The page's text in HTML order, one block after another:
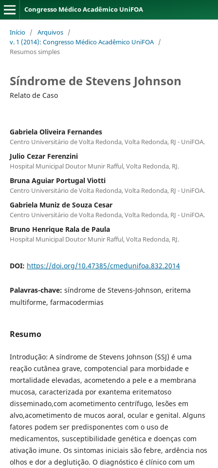
Congresso Médico Acadêmico UniFOA
Início / Arquivos /
v. 1 (2014): Congresso Médico Acadêmico UniFOA /
Resumos simples
Síndrome de Stevens Johnson
Relato de Caso
Gabriela Oliveira Fernandes
Centro Universitário de Volta Redonda, Volta Redonda, RJ - UniFOA.
Julio Cezar Ferenzini
Hospital Municipal Doutor Munir Rafful, Volta Redonda, RJ.
Bruna Aguiar Portugal Viotti
Centro Universitário de Volta Redonda, Volta Redonda, RJ - UniFOA.
Gabriela Muniz de Souza Cesar
Centro Universitário de Volta Redonda, Volta Redonda, RJ - UniFOA.
Bruno Henrique Rala de Paula
Hospital Municipal Doutor Munir Rafful, Volta Redonda, RJ.
DOI: https://doi.org/10.47385/cmedunifoa.832.2014
Palavras-chave: síndrome de Stevens-Johnson, eritema
multiforme, farmacodermias
Resumo
Introdução: A síndrome de Stevens Johnson (SSJ) é uma
reação cutânea grave, compotencial para morbidade e
mortalidade elevadas, acometendo a pele e a membrana
mucosa, caracterizada por exantema eritematoso
disseminado,com acometimento centrífugo, lesões em
alvo,acometimento de mucos aoral, ocular e genital. Alguns
fatores podem ser predisponentes com o uso de
medicamentos, susceptibilidade genética e doenças com
ativação imune. Os sintomas iniciais são febre, ardência nos
olhos e dor a deglutição. O diagnóstico é clínico com um